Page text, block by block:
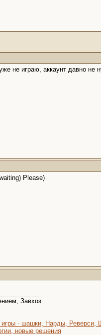
не играю, аккаунт давно не
Please)
Завхоз.
- шашки, Нарды, Реверси,
новые решения